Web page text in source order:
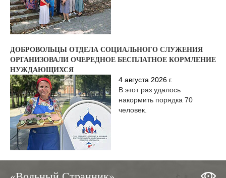
ДОБРОВОЛЬЦЫ ОТДЕЛА СОЦИАЛЬНОГО СЛУЖЕНИЯ
ОРГАНИЗОВАЛИ ОЧЕРЕДНОЕ БЕСПЛАТНОЕ КОРМЛЕНИЕ
НУЖДАЮЩИХСЯ
4 августа 2026 г.
В этот раз удалось
накормить порядка 70
человек.